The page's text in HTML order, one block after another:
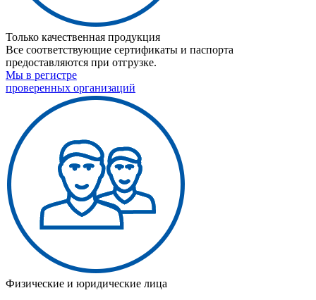
Только качественная продукция
Все соответствующие сертификаты и паспорта
предоставляются при отгрузке.
Мы в регистре
проверенных организаций
Физические и юридические лица